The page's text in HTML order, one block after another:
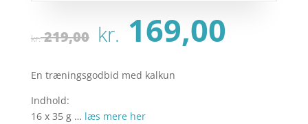
kr.219,00 Den
oprindelige
pris
var:
kr. 219,00.
kr. 169,00
En træningsgodbid med kalkun
Indhold:
16 x 35 g … læs mere her